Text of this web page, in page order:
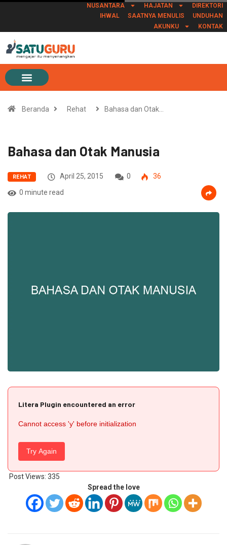
NUSANTARA HAJATAN
DIREKTORI
IHWAL
SAATNYA MENULIS
UNDUHAN
AKUNKU
KONTAK
Beranda Rehat Bahasa dan Otak…
Bahasa dan Otak Manusia
REHAT April 25, 2015 0
36
0 minute read
Litera Plugin encountered an error
Cannot access 'y' before initialization
Try Again
Post Views: 335
Spread the love